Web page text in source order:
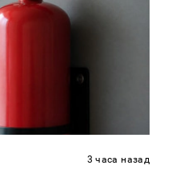
3 часа назад